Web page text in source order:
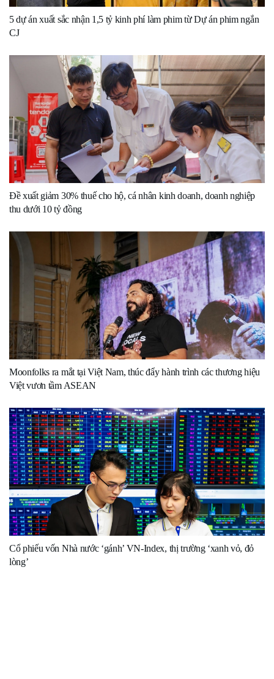
5 dự án xuất sắc nhận 1,5 tỷ kinh phí làm phim từ Dự án phim ngắn
CJ
Đề xuất giảm 30% thuế cho hộ, cá nhân kinh doanh, doanh nghiệp
thu dưới 10 tỷ đồng
Moonfolks ra mắt tại Việt Nam, thúc đẩy hành trình các thương hiệu
Việt vươn tầm ASEAN
Cổ phiếu vốn Nhà nước ‘gánh’ VN-Index, thị trường ‘xanh vỏ, đỏ
lòng’